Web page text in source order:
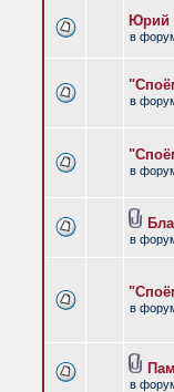
Юрий
в
в
в
в
в
в